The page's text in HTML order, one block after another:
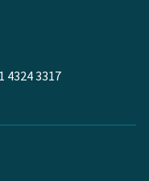
4324 3317